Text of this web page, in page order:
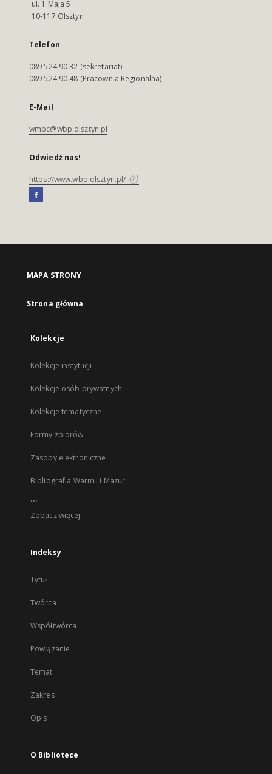
ul. 1 Maja 5
10-117 Olsztyn
Telefon
089 524 90 32 (sekretariat)
089 524 90 48 (Pracownia Regionalna)
E-Mail
wmbc@wbp.olsztyn.pl
Odwiedź nas!
https://www.wbp.olsztyn.pl/
MAPA STRONY
Strona główna
Kolekcje
Kolekcje instytucji
Kolekcje osób prywatnych
Kolekcje tematyczne
Formy zbiorów
Zasoby elektroniczne
Bibliografia Warmii i Mazur
...
Zobacz więcej
Indeksy
Tytuł
Twórca
Współtwórca
Powiązanie
Temat
Zakres
Opis
O Bibliotece